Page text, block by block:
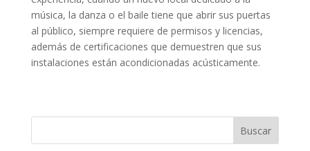
música, la danza o el baile tiene que abrir sus puertas
al público, siempre requiere de permisos y licencias,
además de certificaciones que demuestren que sus
instalaciones están acondicionadas acústicamente.